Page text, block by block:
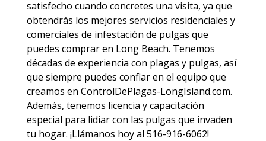
satisfecho cuando concretes una visita, ya que
obtendrás los mejores servicios residenciales y
comerciales de infestación de pulgas que
puedes comprar en Long Beach. Tenemos
décadas de experiencia con plagas y pulgas, así
que siempre puedes confiar en el equipo que
creamos en ControlDePlagas-LongIsland.com.
Además, tenemos licencia y capacitación
especial para lidiar con las pulgas que invaden
tu hogar. ¡Llámanos hoy al 516-916-6062!